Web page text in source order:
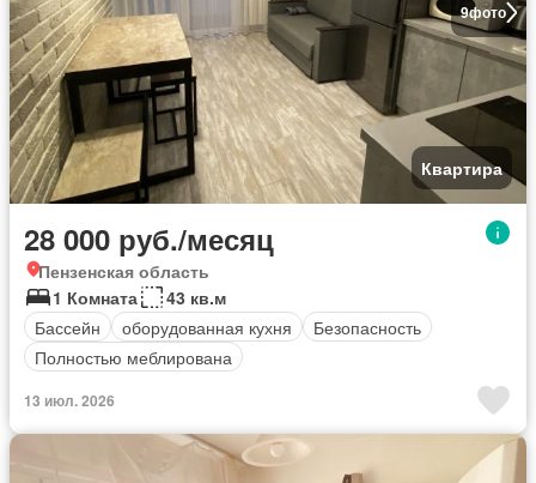
9фото
Квартира
28 000 руб./месяц
Пензенская область
1 Комната
43 кв.м
Бассейн
оборудованная кухня
Безопасность
Полностью меблирована
13 июл. 2026